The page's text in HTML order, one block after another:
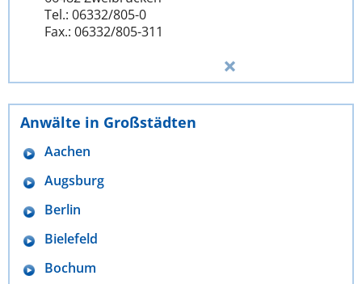
Tel.: 06332/805-0
Fax.: 06332/805-311
Anwälte in Großstädten
Aachen
Augsburg
Berlin
Bielefeld
Bochum